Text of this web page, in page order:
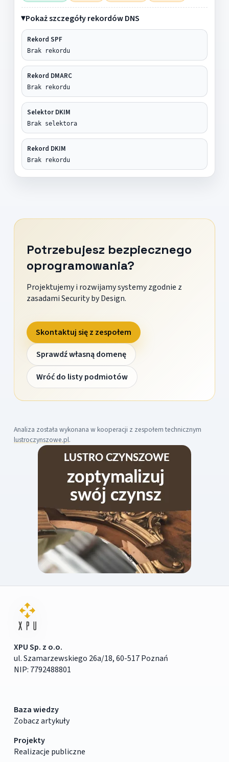
Pokaż szczegóły rekordów DNS
Rekord SPF
Brak rekordu
Rekord DMARC
Brak rekordu
Selektor DKIM
Brak selektora
Rekord DKIM
Brak rekordu
Potrzebujesz bezpiecznego
oprogramowania?
Projektujemy i rozwijamy systemy zgodnie z
zasadami Security by Design.
Skontaktuj się z zespołem
Sprawdź własną domenę
Wróć do listy podmiotów
Analiza została wykonana w kooperacji z zespołem technicznym
lustroczynszowe.pl.
XPU Sp. z o.o.
ul. Szamarzewskiego 26a/18, 60-517 Poznań
NIP: 7792488801
Baza wiedzy
Zobacz artykuły
Projekty
Realizacje publiczne